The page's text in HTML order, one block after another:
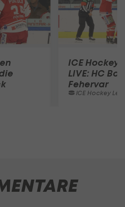
ICE Hockey
LIVE: HC
Fehervar
ICE Hockey